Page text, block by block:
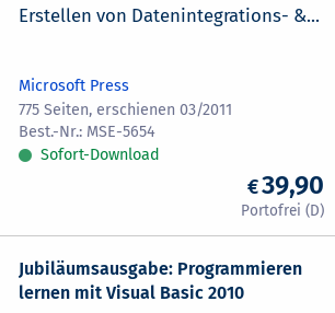
Erstellen von Datenintegrations- &...
Microsoft Press
775 Seiten, erschienen 03/2011
MSE-5654
Sofort-Download
39,90
Jubiläumsausgabe: Programmieren
lernen mit Visual Basic 2010